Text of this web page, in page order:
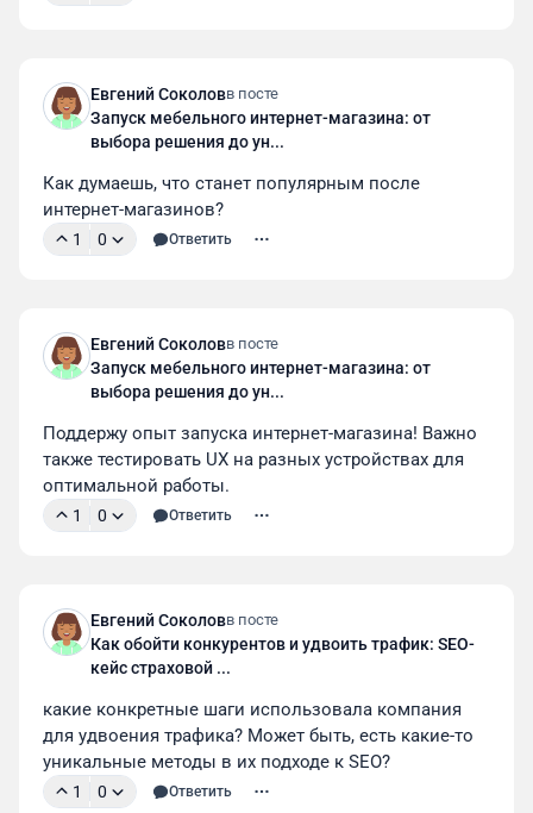
Евгений Соколовв посте
Запуск мебельного интернет-магазина: от
выбора решения до ун...
Как думаешь, что станет популярным после
интернет-магазинов?
1 0 Ответить
Евгений Соколовв посте
Запуск мебельного интернет-магазина: от
выбора решения до ун...
Поддержу опыт запуска интернет-магазина! Важно
также тестировать UX на разных устройствах для
оптимальной работы.
1 0 Ответить
Евгений Соколовв посте
Как обойти конкурентов и удвоить трафик: SEO-
кейс страховой ...
какие конкретные шаги использовала компания
для удвоения трафика? Может быть, есть какие-то
уникальные методы в их подходе к SEO?
1 0 Ответить